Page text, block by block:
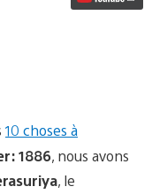
10 choses à
1886, nous avons
, le